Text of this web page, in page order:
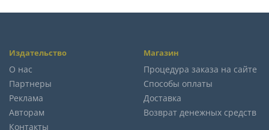
Издательство
О нас
Партнеры
Реклама
Авторам
Контакты
Магазин
Процедура заказа на сайте
Способы оплаты
Доставка
Возврат денежных средств